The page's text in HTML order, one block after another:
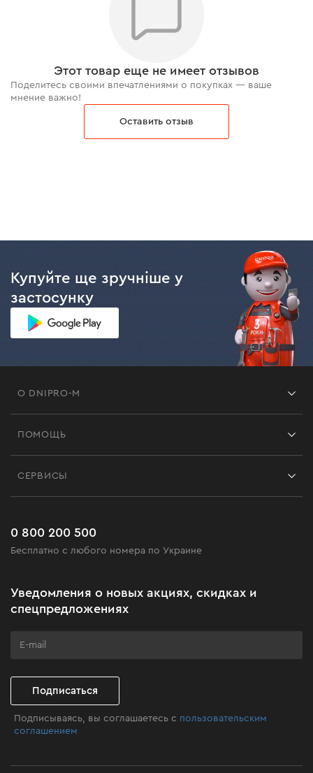
Этот товар еще не имеет отзывов
Поделитесь своими впечатлениями о покупках — ваше
мнение важно!
Оставить отзыв
Купуйте ще зручніше у
застосунку
О DNIPRO-M
Черная пятница
Клуб мастерства
ПОМОЩЬ
Часто задаваемые вопросы
СЕРВИСЫ
0 800 200 500
Бесплатно с любого номера по Украине
Уведомления о новых акциях, скидках и
спецпредложениях
Подписаться
Подписываясь, вы соглашаетесь с пользовательским
соглашением